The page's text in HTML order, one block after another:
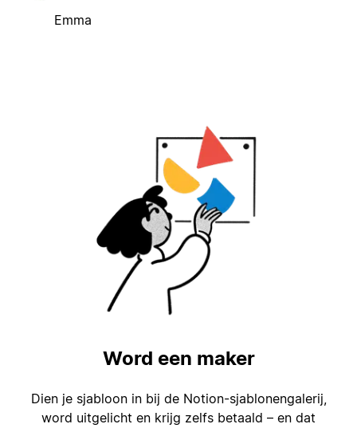
Emma
Word een maker
Dien je sjabloon in bij de Notion-sjablonengalerij,
word uitgelicht en krijg zelfs betaald – en dat